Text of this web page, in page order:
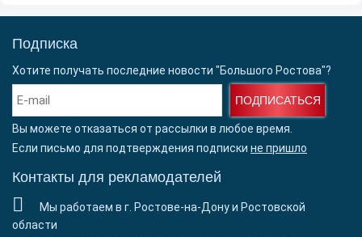
Подписка
Хотите получать последние новости "Большого Ростова"?
ПОДПИСАТЬСЯ
Вы можете отказаться от рассылки в любое время.
Если письмо для подтверждения подписки не пришло
Контакты для рекламодателей
Мы работаем в г. Ростове-на-Дону и Ростовской
области